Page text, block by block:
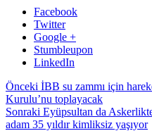
Facebook
Twitter
Google +
Stumbleupon
LinkedIn
Önceki İBB su zammı için
Kurulu’nu toplayacak
Sonraki Eyüpsultan da
adam 35 yıldır kimliksiz yaşıyor